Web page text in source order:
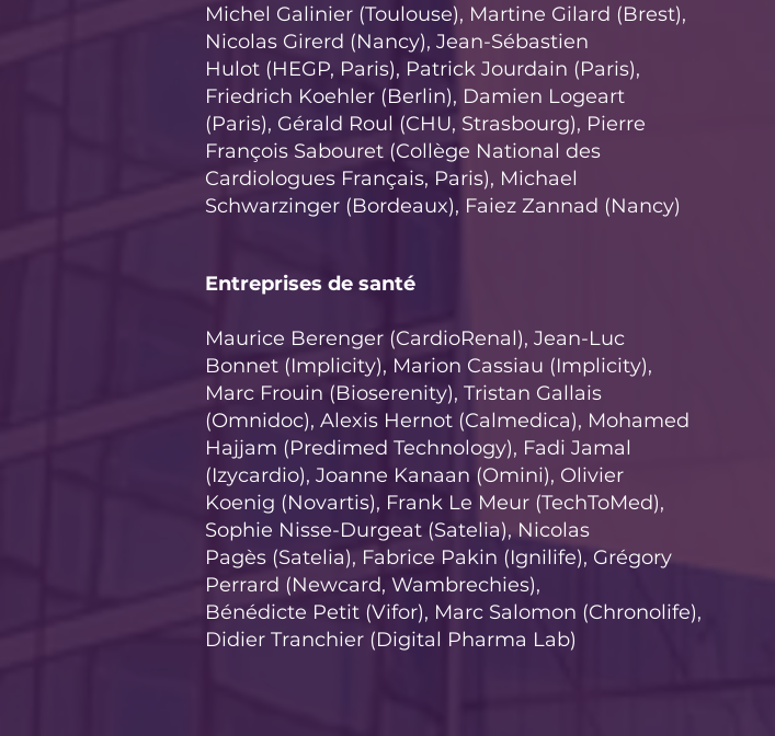
Michel Galinier (Toulouse), Martine Gilard (Brest),
Nicolas Girerd (Nancy), Jean-Sébastien
Hulot (HEGP, Paris), Patrick Jourdain (Paris),
Friedrich Koehler (Berlin), Damien Logeart
(Paris), Gérald Roul (CHU, Strasbourg), Pierre
François Sabouret (Collège National des
Cardiologues Français, Paris), Michael
Schwarzinger (Bordeaux), Faiez Zannad (Nancy)
Entreprises de santé
Maurice Berenger (CardioRenal), Jean-Luc
Bonnet (Implicity), Marion Cassiau (Implicity),
Marc Frouin (Bioserenity), Tristan Gallais
(Omnidoc), Alexis Hernot (Calmedica), Mohamed
Hajjam (Predimed Technology), Fadi Jamal
(Izycardio), Joanne Kanaan (Omini), Olivier
Koenig (Novartis), Frank Le Meur (TechToMed),
Sophie Nisse-Durgeat (Satelia), Nicolas
Pagès (Satelia), Fabrice Pakin (Ignilife), Grégory
Perrard (Newcard, Wambrechies),
Bénédicte Petit (Vifor), Marc Salomon (Chronolife),
Didier Tranchier (Digital Pharma Lab)